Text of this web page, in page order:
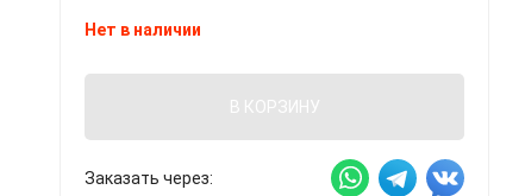
Нет в наличии
В КОРЗИНУ
Заказать через: